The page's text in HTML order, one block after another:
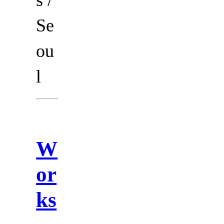
Se
ou
l
W
or
ks